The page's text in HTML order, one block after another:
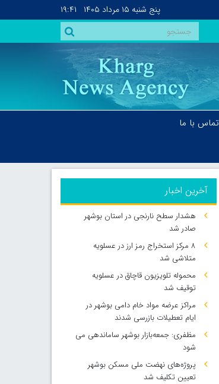
پنج شنبه ۱۵ مرداد ۱۴۰۵ ۱۹:۴۱
تماس با ما
آخرین اخبار
هشدار سطح نارنجی در استان بوشهر
صادر شد
۸ مرکز استخراج رمز ارز در عسلویه
متلاشی شد
محموله تلویزیون قاچاق در عسلویه
توقیف شد
مراکز عرضه مواد خام دامی بوشهر در
ایام تعطیلات بازرسی شدند
مظفری: جمعه‌بازار بوشهر ساماندهی می‌
شود
پروژه‌های نهضت ملی مسکن بوشهر
تعیین تکلیف شد